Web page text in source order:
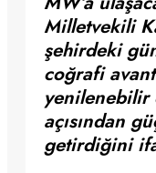
Milletvekili
şehirdeki
coğrafi
yenilenebilir
açısından
getirdiğini